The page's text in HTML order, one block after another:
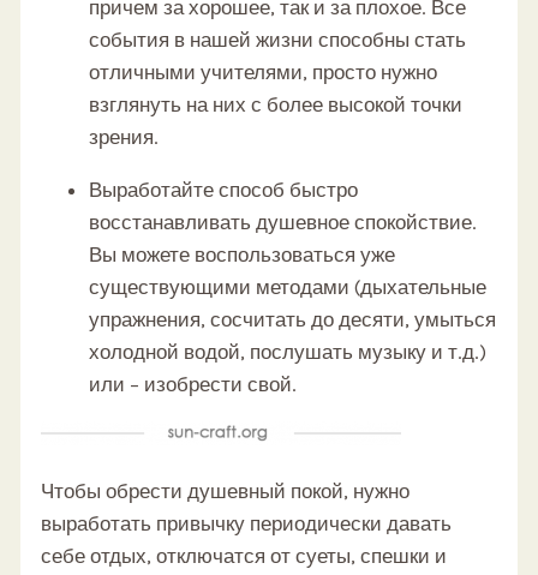
причем за хорошее, так и за плохое. Все
события в нашей жизни способны стать
отличными учителями, просто нужно
взглянуть на них с более высокой точки
зрения.
Выработайте способ быстро
восстанавливать душевное спокойствие.
Вы можете воспользоваться уже
существующими методами (дыхательные
упражнения, сосчитать до десяти, умыться
холодной водой, послушать музыку и т.д.)
или – изобрести свой.
Чтобы обрести душевный покой, нужно
выработать привычку периодически давать
себе отдых, отключатся от суеты, спешки и